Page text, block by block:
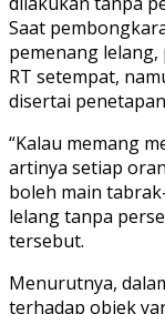
Saat
pemenang
RT setempat,
disertai
“Kalau memang
artinya setiap
boleh main
lelang tanpa
tersebut.
Menurutnya,
terhadap objek